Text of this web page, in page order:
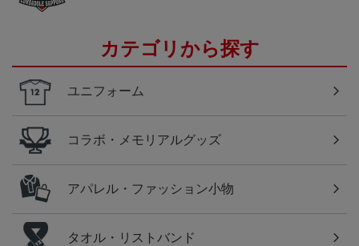
カテゴリから探す
ユニフォーム
コラボ・メモリアルグッズ
アパレル・ファッション小物
タオル・リストバンド